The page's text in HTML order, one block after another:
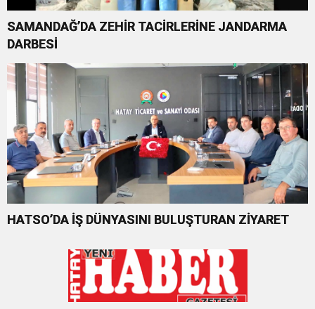
SAMANDAĞ’DA ZEHİR TACİRLERİNE JANDARMA
DARBESİ
HATSO’DA İŞ DÜNYASINI BULUŞTURAN ZİYARET